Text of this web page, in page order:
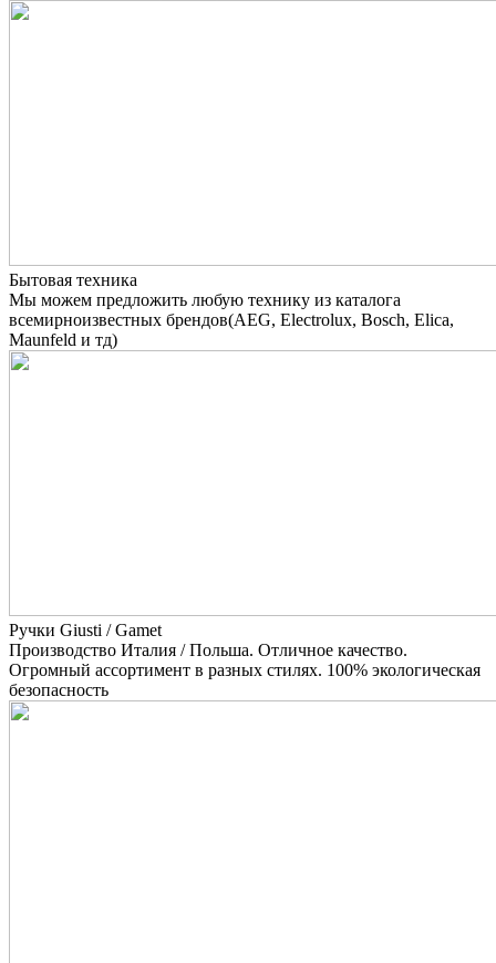
Бытовая техника
Мы можем предложить любую технику из каталога
всемирноизвестных брендов(AEG, Electrolux, Bosch, Elica,
Maunfeld и тд)
Ручки Giusti / Gamet
Производство Италия / Польша. Отличное качество.
Огромный ассортимент в разных стилях. 100% экологическая
безопасность